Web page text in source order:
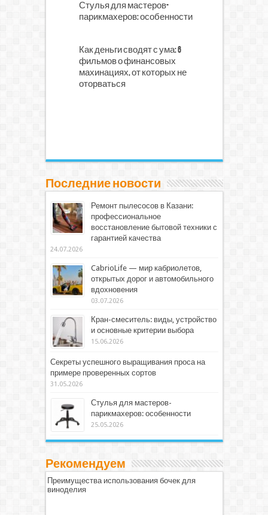
Стулья для мастеров-
парикмахеров: особенности
Как деньги сводят с ума: 6
фильмов о финансовых
махинациях, от которых не
оторваться
Последние новости
Ремонт пылесосов в Казани:
профессиональное
восстановление бытовой техники с
гарантией качества
24.07.2026
CabrioLife — мир кабриолетов,
открытых дорог и автомобильного
вдохновения
03.07.2026
Кран-смеситель: виды, устройство
и основные критерии выбора
15.06.2026
Секреты успешного выращивания проса на
примере проверенных сортов
31.05.2026
Стулья для мастеров-
парикмахеров: особенности
25.05.2026
Рекомендуем
Преимущества использования бочек для
виноделия